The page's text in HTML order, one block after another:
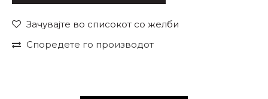
Зачувајте во списокот со желби
Споредете го производот